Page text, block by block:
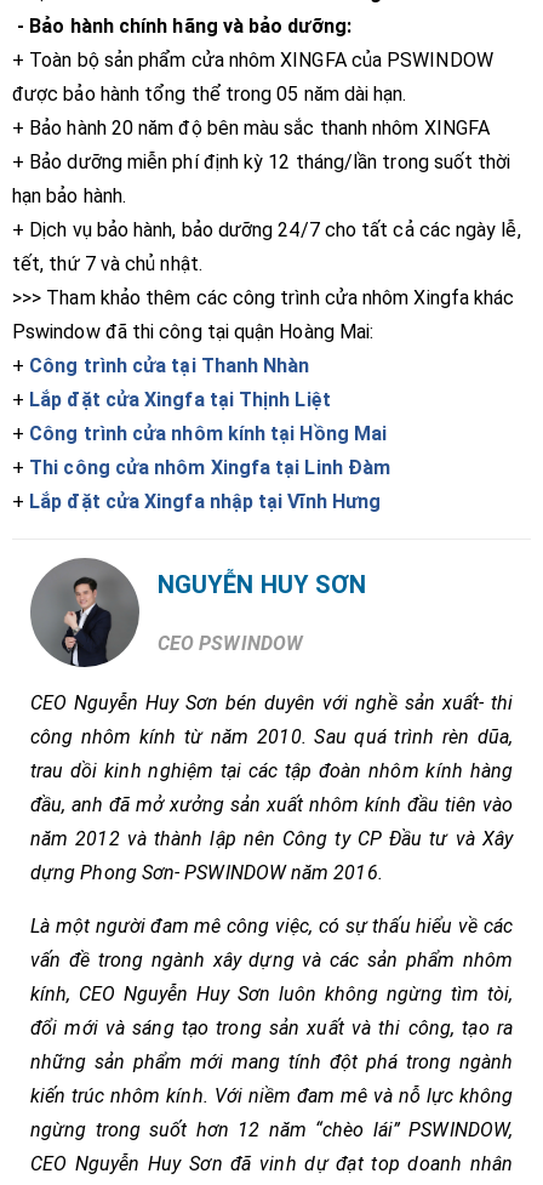
- Bảo hành chính hãng và bảo dưỡng:
+ Toàn bộ sản phẩm cửa nhômXINGFA của PSWINDOW
được bảo hành tổng thể trong 05 năm dài hạn.
+ Bảo hành 20 năm độ bên màu sắc thanh nhôm XINGFA
+ Bảo dưỡng miễn phí định kỳ 12 tháng/lần trong suốt thời
hạn bảo hành.
+ Dịch vụ bảo hành, bảo dưỡng 24/7 cho tất cả các ngày lễ,
tết, thứ 7 và chủ nhật.
>>> Tham khảo thêm các công trình cửa nhôm Xingfa khác
Pswindow đã thi công tại quận Hoàng Mai:
+ Công trình cửa tại Thanh Nhàn
+ Lắp đặt cửa Xingfa tại Thịnh Liệt
+ Công trình cửa nhôm kính tại Hồng Mai
+ Thi công cửa nhôm Xingfa tại Linh Đàm
+ Lắp đặt cửa Xingfa nhập tại Vĩnh Hưng
NGUYỄN HUY SƠN
CEO PSWINDOW
CEO Nguyễn Huy Sơn bén duyên với nghề sản xuất- thi
công nhôm kính từ năm 2010. Sau quá trình rèn dũa,
trau dồi kinh nghiệm tại các tập đoàn nhôm kính hàng
đầu, anh đã mở xưởng sản xuất nhôm kính đầu tiên vào
năm 2012 và thành lập nên Công ty CP Đầu tư và Xây
dựng Phong Sơn- PSWINDOW năm 2016.
Là một người đam mê công việc, có sự thấu hiểu về các
vấn đề trong ngành xây dựng và các sản phẩm nhôm
kính, CEO Nguyễn Huy Sơn luôn không ngừng tìm tòi,
đổi mới và sáng tạo trong sản xuất và thi công, tạo ra
những sản phẩm mới mang tính đột phá trong ngành
kiến trúc nhôm kính. Với niềm đam mê và nỗ lực không
ngừng trong suốt hơn 12 năm “chèo lái” PSWINDOW,
CEO Nguyễn Huy Sơn đã vinh dự đạt top doanh nhân